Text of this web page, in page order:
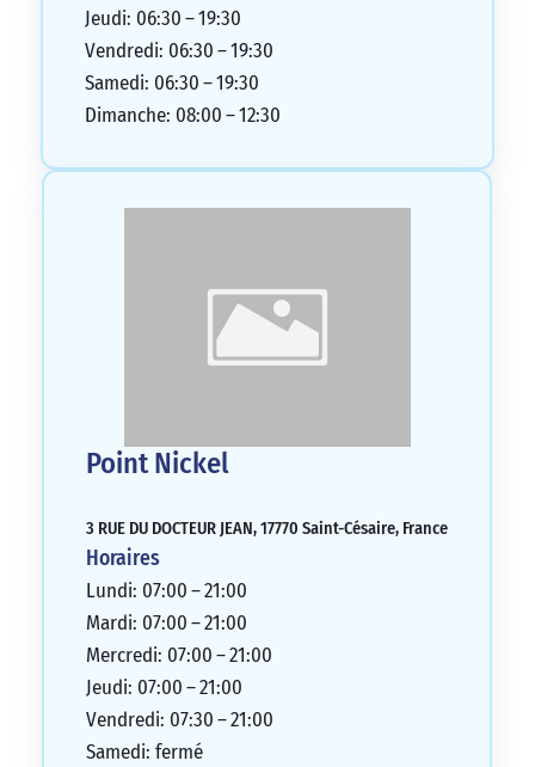
Jeudi: 06:30 – 19:30
Vendredi: 06:30 – 19:30
Samedi: 06:30 – 19:30
Dimanche: 08:00 – 12:30
Point Nickel
3 RUE DU DOCTEUR JEAN, 17770 Saint-Césaire, France
Horaires
Lundi: 07:00 – 21:00
Mardi: 07:00 – 21:00
Mercredi: 07:00 – 21:00
Jeudi: 07:00 – 21:00
Vendredi: 07:30 – 21:00
Samedi: fermé